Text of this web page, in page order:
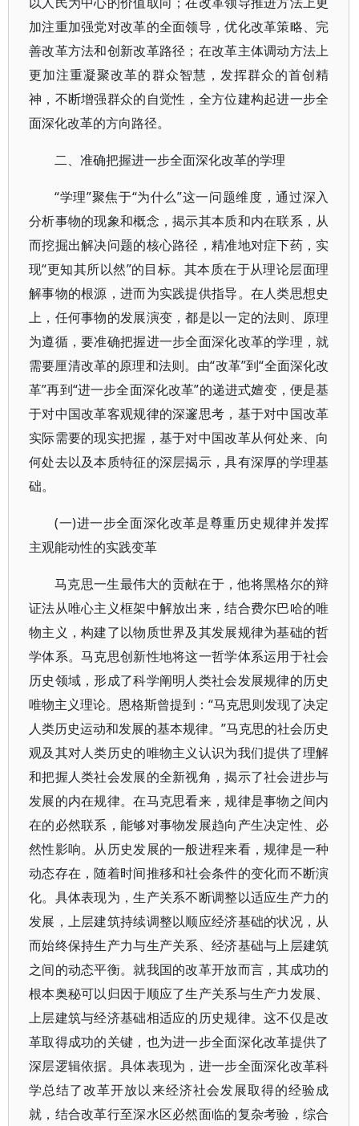
加注重加强党对改革的全面领导，优化改革策略、完
善改革方法和创新改革路径；在改革主体调动方法上
更加注重凝聚改革的群众智慧，发挥群众的首创精
神，不断增强群众的自觉性，全方位建构起进一步全
面深化改革的方向路径。
二、准确把握进一步全面深化改革的学理
“学理”聚焦于“为什么”这一问题维度，通过深入
分析事物的现象和概念，揭示其本质和内在联系，从
而挖掘出解决问题的核心路径，精准地对症下药，实
现“更知其所以然”的目标。其本质在于从理论层面理
解事物的根源，进而为实践提供指导。在人类思想史
上，任何事物的发展演变，都是以一定的法则、原理
为遵循，要准确把握进一步全面深化改革的学理，就
需要厘清改革的原理和法则。由“改革”到“全面深化改
革”再到“进一步全面深化改革”的递进式嬗变，便是基
于对中国改革客观规律的深邃思考，基于对中国改革
实际需要的现实把握，基于对中国改革从何处来、向
何处去以及本质特征的深层揭示，具有深厚的学理基
础。
(一)进一步全面深化改革是尊重历史规律并发挥
主观能动性的实践变革
马克思一生最伟大的贡献在于，他将黑格尔的辩
证法从唯心主义框架中解放出来，结合费尔巴哈的唯
物主义，构建了以物质世界及其发展规律为基础的哲
学体系。马克思创新性地将这一哲学体系运用于社会
历史领域，形成了科学阐明人类社会发展规律的历史
唯物主义理论。恩格斯曾提到：“马克思则发现了决定
人类历史运动和发展的基本规律。”马克思的社会历史
观及其对人类历史的唯物主义认识为我们提供了理解
和把握人类社会发展的全新视角，揭示了社会进步与
发展的内在规律。在马克思看来，规律是事物之间内
在的必然联系，能够对事物发展趋向产生决定性、必
然性影响。从历史发展的一般进程来看，规律是一种
动态存在，随着时间推移和社会条件的变化而不断演
化。具体表现为，生产关系不断调整以适应生产力的
发展，上层建筑持续调整以顺应经济基础的状况，从
而始终保持生产力与生产关系、经济基础与上层建筑
之间的动态平衡。就我国的改革开放而言，其成功的
根本奥秘可以归因于顺应了生产关系与生产力发展、
上层建筑与经济基础相适应的历史规律。这不仅是改
革取得成功的关键，也为进一步全面深化改革提供了
深层逻辑依据。具体表现为，进一步全面深化改革科
学总结了改革开放以来经济社会发展取得的经验成
就，结合改革行至深水区必然面临的复杂考验，综合